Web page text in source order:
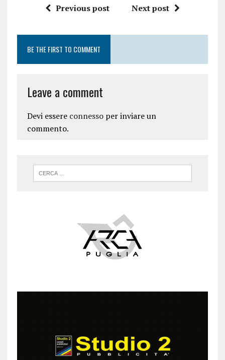
Previous post Next post
BE THE FIRST TO COMMENT
Leave a comment
Devi essere connessoper inviare un
commento.